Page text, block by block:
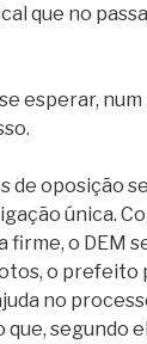
que no
esperar, num
oposição
única.
o DEM
o prefeito
no
segundo